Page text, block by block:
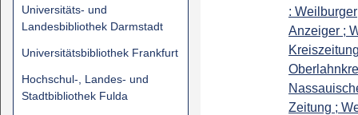
Universitäts- und
Landesbibliothek Darmstadt
Universitätsbibliothek Frankfurt
Hochschul-, Landes- und
Stadtbibliothek Fulda
: Weilburger
Anzeiger ;
Zeitung ;